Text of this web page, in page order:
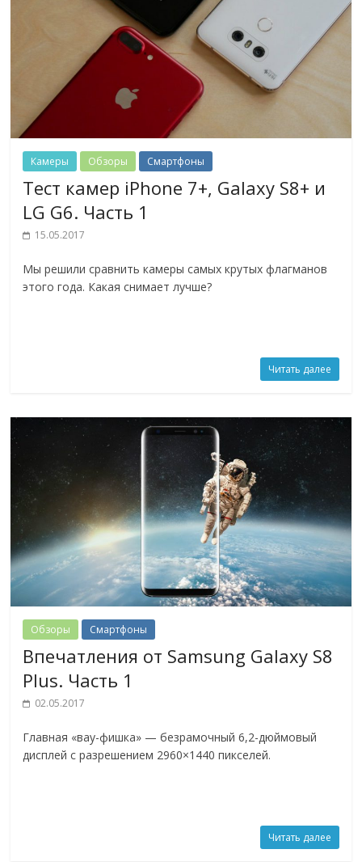
Камеры Обзоры Смартфоны
Тест камер iPhone 7+, Galaxy S8+ и
LG G6. Часть 1
15.05.2017
Мы решили сравнить камеры самых крутых флагманов
этого года. Какая снимает лучше?
Читать далее
Обзоры Смартфоны
Впечатления от Samsung Galaxy S8
Plus. Часть 1
02.05.2017
Главная «вау-фишка» — безрамочный 6,2-дюймовый
дисплей с разрешением 2960×1440 пикселей.
Читать далее